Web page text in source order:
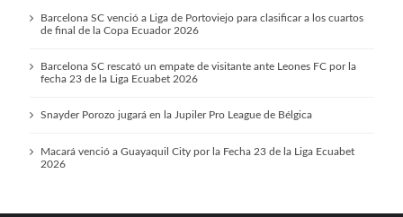
Barcelona SC venció a Liga de Portoviejo para clasificar a los cuartos
de final de la Copa Ecuador 2026
Barcelona SC rescató un empate de visitante ante Leones FC por la
fecha 23 de la Liga Ecuabet 2026
Snayder Porozo jugará en la Jupiler Pro League de Bélgica
Macará venció a Guayaquil City por la Fecha 23 de la Liga Ecuabet
2026